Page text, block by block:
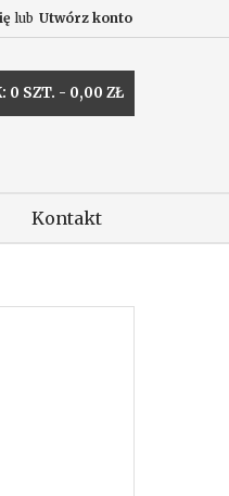
lub Utwórz konto
0 SZT. - 0,00 ZŁ
Kontakt